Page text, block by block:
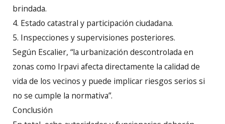
brindada.
4. Estado catastral y participación ciudadana.
5. Inspecciones y supervisiones posteriores.
Según Escalier, “la urbanización descontrolada en
zonas como Irpavi afecta directamente la calidad de
vida de los vecinos y puede implicar riesgos serios si
no se cumple la normativa”.
Conclusión